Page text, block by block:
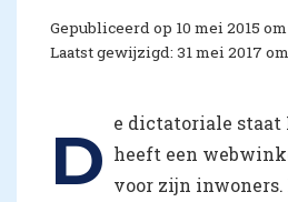
Gepubliceerd op 10 mei 2015
Laatst gewijzigd: 31 mei 2017
D e dictatoriale staat
heeft een
voor zijn inwoners.